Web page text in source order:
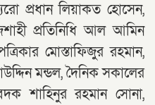
প্রধান লিয়াকত হোসেন,
প্রতিনিধি আল আমিন
মোস্তাফিজুর রহমান,
মন্ডল, দৈনিক সকালের
শাহিনুর রহমান সোনা,